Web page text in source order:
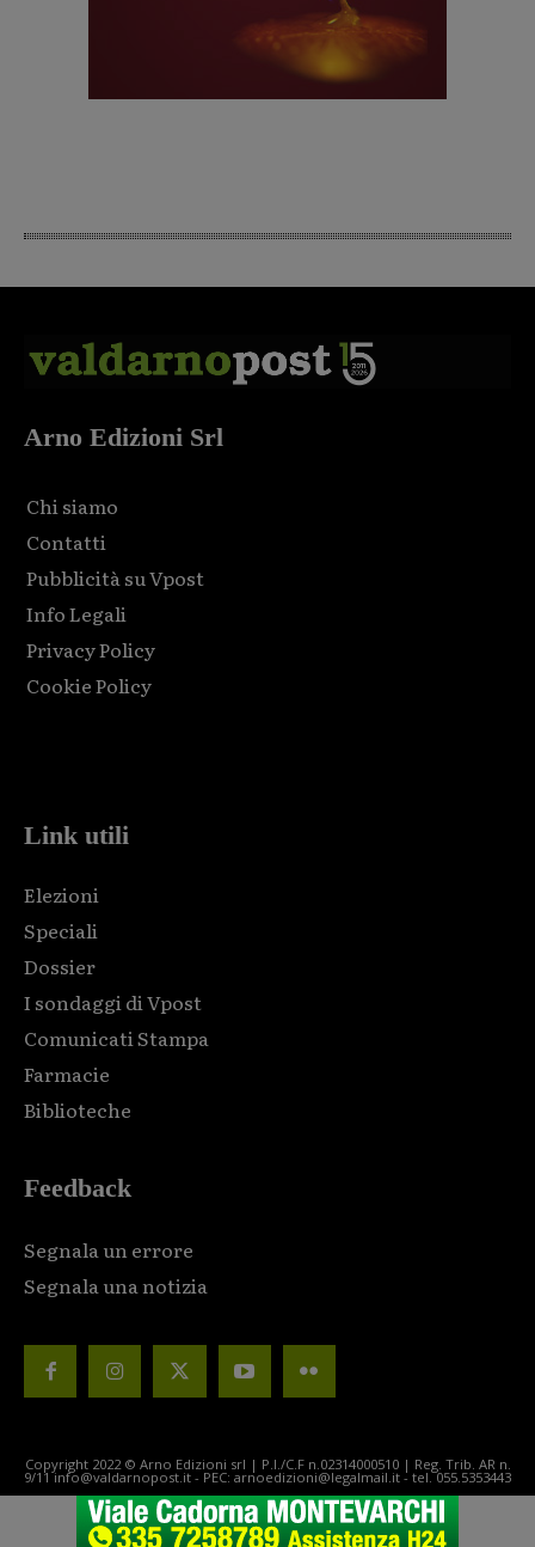
Arno Edizioni Srl
Chi siamo
Contatti
Pubblicità su Vpost
Info Legali
Privacy Policy
Cookie Policy
Link utili
Elezioni
Speciali
Dossier
I sondaggi di Vpost
Comunicati Stampa
Farmacie
Biblioteche
Feedback
Segnala un errore
Segnala una notizia
Copyright 2022 © Arno Edizioni srl | P.I./C.F n.02314000510 | Reg. Trib. AR n.
9/11 info@valdarnopost.it - PEC: arnoedizioni@legalmail.it - tel. 055.5353443